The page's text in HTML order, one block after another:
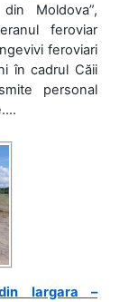
Moldova”,
feroviar
feroviari
în cadrul Căii
personal
Iargara –